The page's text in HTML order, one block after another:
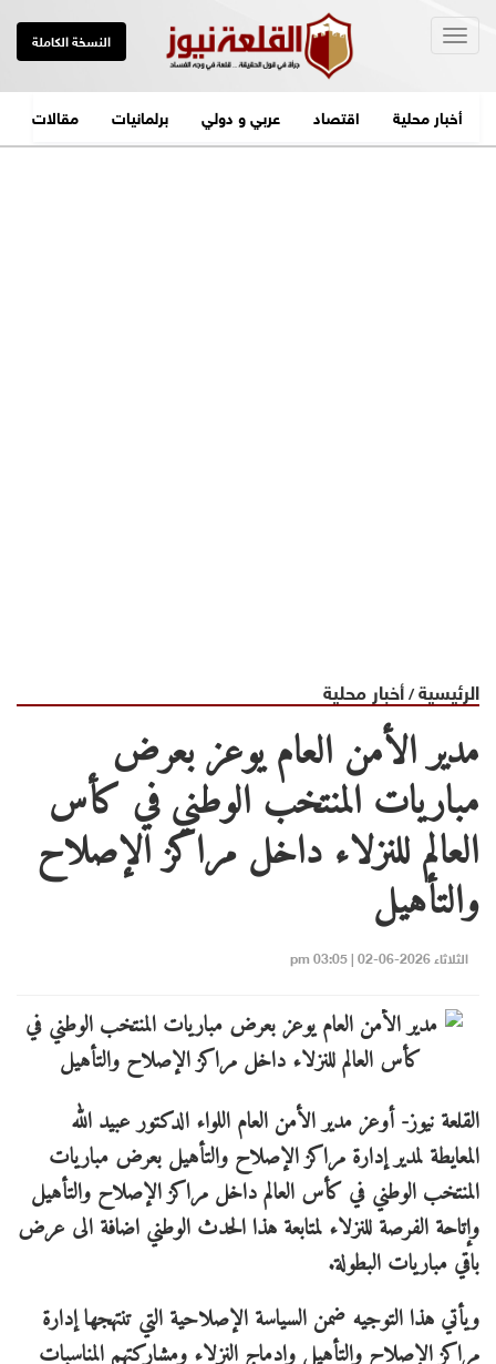
النسخة الكاملة
أخبار محلية اقتصاد عربي و دولي برلمانيات مقالات
الرئيسية/أخبار محلية
مدير الأمن العام يوعز بعرض
مباريات المنتخب الوطني في كأس
العالم للنزلاء داخل مراكز الإصلاح
والتأهيل
الثلاثاء 2026-06-02 | 03:05 pm
القلعة نيوز- أوعز مدير الأمن العام اللواء الدكتور عبيد الله
المعايطة لمدير إدارة مراكز الإصلاح والتأهيل بعرض مباريات
المنتخب الوطني في كأس العالم داخل مراكز الإصلاح والتأهيل
وإتاحة الفرصة للنزلاء لمتابعة هذا الحدث الوطني اضافة الى عرض
باقي مباريات البطولة.
ويأتي هذا التوجيه ضمن السياسة الإصلاحية التي تنتهجها إدارة
مراكز الإصلاح والتأهيل وإدماج النزلاء ومشاركتهم المناسبات